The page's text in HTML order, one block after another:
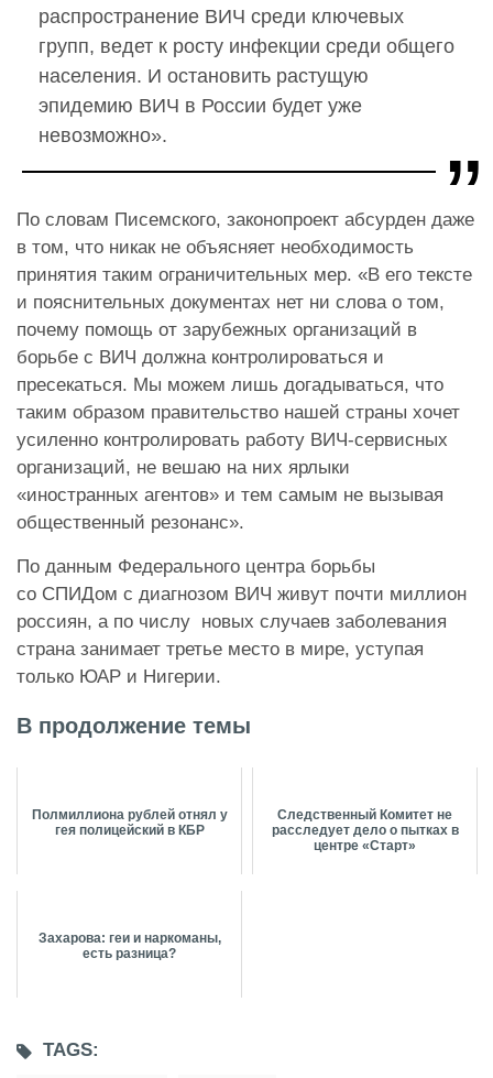
распространение ВИЧ среди ключевых
групп, ведет к росту инфекции среди общего
населения. И остановить растущую
эпидемию ВИЧ в России будет уже
невозможно».
По словам Писемского, законопроект абсурден даже
в том, что никак не объясняет необходимость
принятия таким ограничительных мер. «В его тексте
и пояснительных документах нет ни слова о том,
почему помощь от зарубежных организаций в
борьбе с ВИЧ должна контролироваться и
пресекаться. Мы можем лишь догадываться, что
таким образом правительство нашей страны хочет
усиленно контролировать работу ВИЧ-сервисных
организаций, не вешаю на них ярлыки
«иностранных агентов» и тем самым не вызывая
общественный резонанс».
По данным Федерального центра борьбы
со СПИДом с диагнозом ВИЧ живут почти миллион
россиян, а по числу новых случаев заболевания
страна занимает третье место в мире, уступая
только ЮАР и Нигерии.
В продолжение темы
Полмиллиона рублей отнял у
гея полицейский в КБР
Следственный Комитет не
расследует дело о пытках в
центре «Старт»
Захарова: геи и наркоманы,
есть разница?
TAGS: